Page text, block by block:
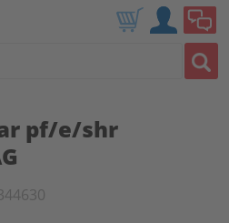
pf/e/shr